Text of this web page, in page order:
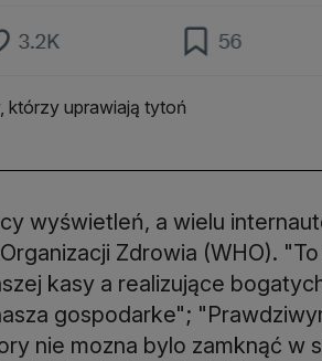
którzy uprawiają tytoń
wyświetleń, a wielu
Zdrowia (WHO).
kasy a realizujące
gospodarke";
nie mozna bylo zamknąć w